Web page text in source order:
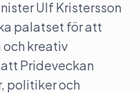
Ulf Kristersson
palatset för att
och kreativ
Prideveckan
politiker och